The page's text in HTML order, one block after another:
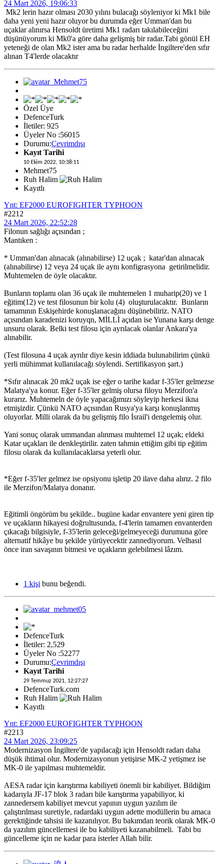
24 Mart 2026, 19:06:33
Mk2 lerin hazır olması 2030 yılını bulacağı söyleniyor ki Mk1 bile
daha yeni yeni hazır oluyor bu durumda eğer Umman'dan bu
uçaklar alınırsa Hensoldt üretimi Mk1 radarı takılabileceğini
düşünüyorum ki Mk0'a göre daha gelişmiş bir radar.Tabi gönül EH
yeteneği de olan Mk2 ister ama bu radar herhalde İngiltere'den sıfır
alınan T4'lerde olacaktır
Özel Üye
DefenceTurk
İletiler: 925
Üyeler No :56015
Durumu:Çevrimdışı
Kayıt Tarihi
10 Ekim 2022, 10:38:11
Mehmet75
Ruh Halim
Kayıtlı
Ynt: EF2000 EUROFIGHTER TYPHOON
#2212
24 Mart 2026, 22:52:28
Filonun sağlığı açısından ;
Mantıken :
* Umman'dan alınacak (alınabilirse) 12 uçak ; katar'dan alınacak
(alınabilirse) 12 veya 24 uçak ile aynı konfigrasyona getirilmelidir.
Muhtemelen de öyle olacaktır.
Bunların toplamı olan 36 uçak ile muhtemelen 1 muharip(20) ve 1
eğitim(12) ve test filosunun bir kolu (4) oluşturulacaktır. Bunların
tamamının Eskişehirde konuşlanacağını düşünebiliriz. NATO
açısından karadenizi koruyqn, MİLLİ açıdan ise Yunana karşı denge
unsuru olarak. Belki test filosu için ayrılacak olanlar Ankara'ya
alınabilir.
(Test filosuna 4 uçak ayrılır diye kesin iddiada bulunabilirim çünkü
yerli mühimmat kullanılacağı söylendi. Sertifikasyon şart.)
*Sıfır alınacak 20 mk2 uçak ise eğer o tarihe kadar f-35'ler gelmezse
Malatya'ya konur. Eğer f-35'ler gelmiş olursa filoyu Merzifon'a
kurarız. Muhtemeln de öyle yapacağımızı söyleyip herkesi ikna
etmişizdir. Çünkü NATO açısından Rusya'ya karşı konuşlanmış
oluyorlar. Milli olarak da bu gelişmiş filo İsrail'i dengelemiş olur.
Yani sonuç olarak ummandan alınması muhtemel 12 uçak; eldeki
Katar uçakları ile denkleştirilir. zaten tahmin ettiğim gibi tip eğitim
filosu olarak da kullanılacaklarsa yeterli olur.
*Eğer f-35'ler gelmez ise opsiyonu işletip 20 ilave daha alırız. 2 filo
ile Merzifon/Malatya donanır.
Eğitimli öngörüm bu şekilde.. bugüne kadar envantere yeni giren tip
ve uçakların hikayesi doğrultusunda, f-4'lerin tamamen envanterden
çıkacağı bilgisiyle, f-35'lerin geleceği/gelmeyeceği durumuna göre
alternatif hikâye bu şekilde yürüyecektir zannediyorum. Velhasıl
önce iran savaşının bitmesi ve uçakların gelebilmesi lâzım.
1 kişi bunu beğendi.
DefenceTurk
İletiler: 2,529
Üyeler No :52277
Durumu:Çevrimdışı
Kayıt Tarihi
29 Temmuz 2021, 12:27:27
DefenceTurk.com
Ruh Halim
Kayıtlı
Ynt: EF2000 EUROFIGHTER TYPHOON
#2213
24 Mart 2026, 23:09:25
Modernizasyon İngiltere'de yapılacağı için Hensoldt radarı daha
düşük ihtimal olur. Modernizasyonun yetişirse MK-2 yetişmez ise
MK-0 ile yapılması muhtemeldir.
AESA radar için karıştırma kabiliyeti önemli bir kabiliyet. Bildiğim
kadarıyla JF-17 blok 3 radarı bile karıştırma yapabiliyor, ki
zannedersem kabiliyet mevcut yapının uygun yazılım ile
çalıştırılması suretiyle, radardaki uygun adette modüllerin bu amaca
gerektiğinde tahsisi ile kazanılıyor. Bu bakımdan teorik olarak MK-0
da yazılım güncellemesi ile bu kabiliyeti kazanabilmeli. Tabi bu
güncelleme için ne kadar para isterler Allah bilir.